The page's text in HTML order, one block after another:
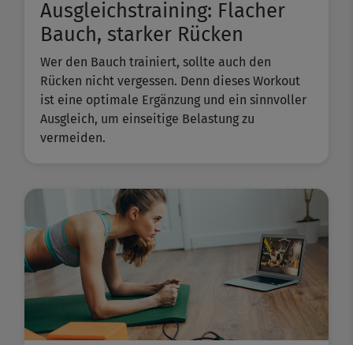
Ausgleichstraining: Flacher
Bauch, starker Rücken
Wer den Bauch trainiert, sollte auch den
Rücken nicht vergessen. Denn dieses Workout
ist eine optimale Ergänzung und ein sinnvoller
Ausgleich, um einseitige Belastung zu
vermeiden.